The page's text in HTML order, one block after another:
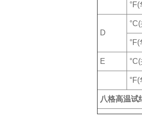
D
E
八格高温试